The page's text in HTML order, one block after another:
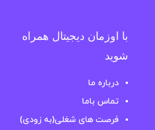
با اوزمان دیجیتال همراه
شوید
درباره ما
تماس باما
فرصت های شغلی(به زودی)